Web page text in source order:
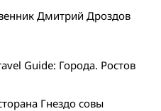
Дмитрий Дроздов
Guide: Города. Ростов
Гнездо совы